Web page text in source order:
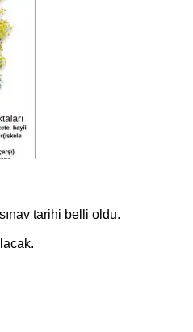
tarihi belli oldu.